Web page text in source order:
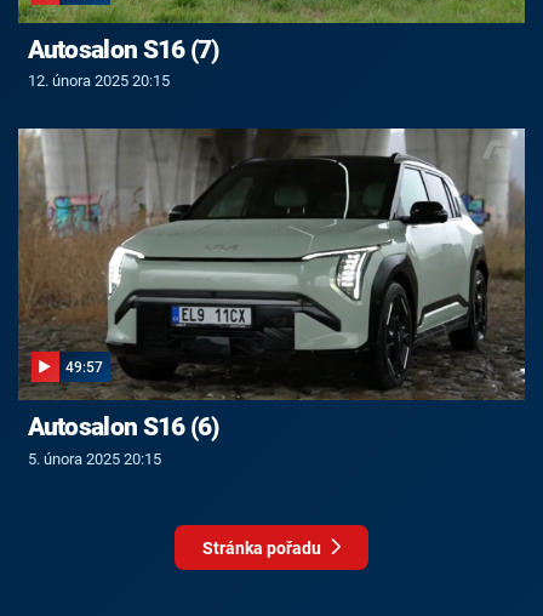
Autosalon S16 (7)
12. února 2025 20:15
49:57
Autosalon S16 (6)
5. února 2025 20:15
Stránka pořadu